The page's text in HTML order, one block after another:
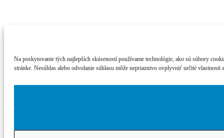
Na poskytovanie tých najlepších skúseností používame technológie, ako sú súbory
stránke. Nesúhlas alebo odvolanie súhlasu môže nepriaznivo ovplyvniť určité vlastnosti